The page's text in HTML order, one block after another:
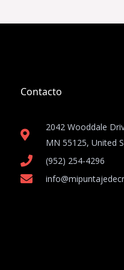
Contacto
2042 Wooddale
MN 55125, United
(952) 254-4296